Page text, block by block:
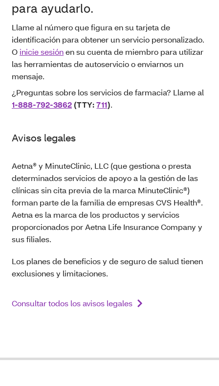
para ayudarlo.
Llame al número que figura en su tarjeta de
identificación para obtener un servicio personalizado.
O inicie sesiónen su cuenta de miembro para utilizar
las herramientas de autoservicio o enviarnos un
mensaje.
¿Preguntas sobre los servicios de farmacia? Llame al
1-888-792-3862 (TTY:711).
Avisos legales
Aetna® y MinuteClinic, LLC (que gestiona o presta
determinados servicios de apoyo a la gestión de las
clínicas sin cita previa de la marca MinuteClinic®)
forman parte de la familia de empresas CVS Health®.
Aetna es la marca de los productos y servicios
proporcionados por Aetna Life Insurance Company y
sus filiales.
Los planes de beneficios y de seguro de salud tienen
exclusiones y limitaciones.
Consultar todos los avisos legales